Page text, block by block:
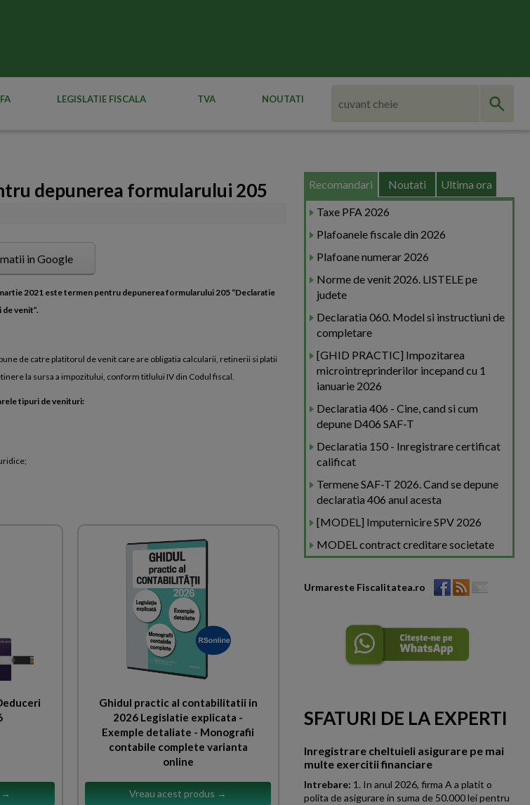
LEGISLATIE FISCALA TVA NOUTATI
depunerea formularului 205
in Google
2021 este termen pentru depunerea formularului 205 “Declaratie
venit”.
de catre platitorul de venit care are obligatia calcularii, retinerii si platii
la sursa a impozitului, conform titlului IV din Codul fiscal.
tipuri de venituri:
→
Ghidul practic al contabilitatii in
2026 Legislatie explicata -
Exemple detaliate - Monografii
contabile complete varianta
online
Vreau acest produs →
Recomandari Noutati Ultima ora
Taxe PFA 2026
Plafoanele fiscale din 2026
Plafoane numerar 2026
Norme de venit 2026. LISTELE pe
judete
Declaratia 060. Model si instructiuni de
completare
[GHID PRACTIC] Impozitarea
microintreprinderilor incepand cu 1
ianuarie 2026
Declaratia 406 - Cine, cand si cum
depune D406 SAF-T
Declaratia 150 - Inregistrare certificat
calificat
Termene SAF-T 2026. Cand se depune
declaratia 406 anul acesta
[MODEL] Imputernicire SPV 2026
MODEL contract creditare societate
Urmareste Fiscalitatea.ro
SFATURI DE LA EXPERTI
Inregistrare cheltuieli asigurare pe mai
multe exercitii financiare
Intrebare: 1. In anul 2026, firma A a platit o
polita de asigurare in suma de 50.000 lei pentru